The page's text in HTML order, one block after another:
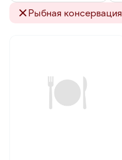
Рыбная консервация